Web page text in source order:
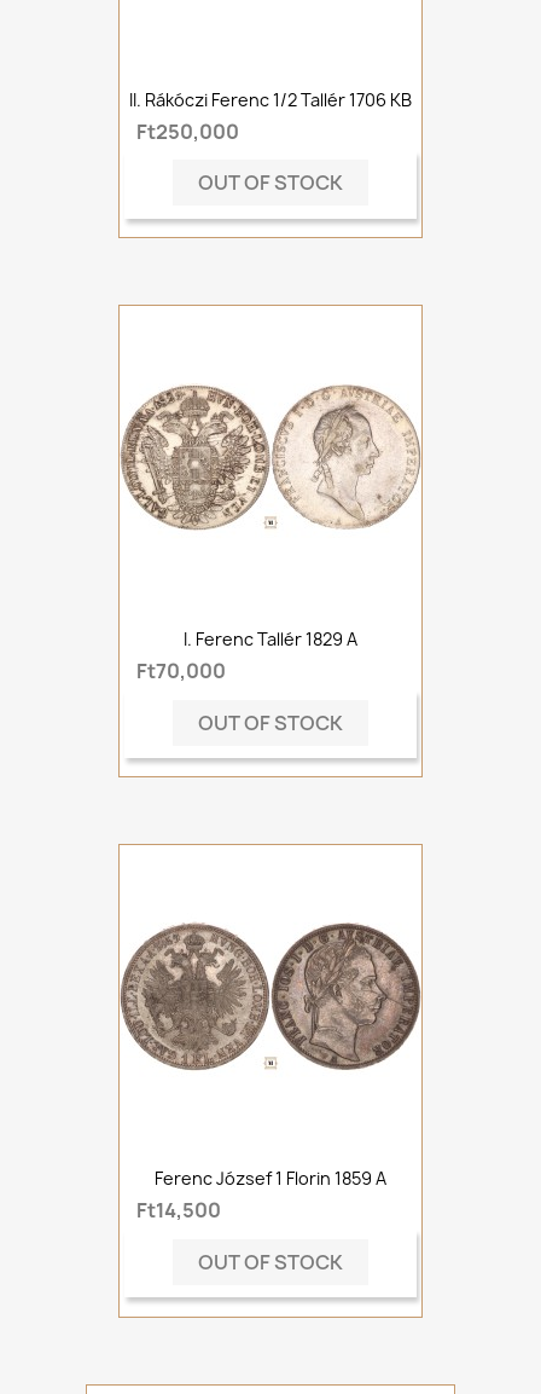
II. Rákóczi Ferenc 1/2 Tallér 1706 KB
Ft250,000
OUT OF STOCK
I. Ferenc Tallér 1829 A
Ft70,000
OUT OF STOCK
Ferenc József 1 Florin 1859 A
Ft14,500
OUT OF STOCK